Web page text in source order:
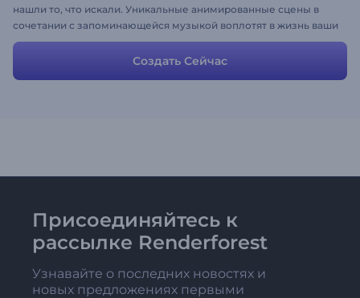
нашли то, что искали. Уникальные анимированные сцены в
сочетании с запоминающейся музыкой воплотят в жизнь ваши
пожелания. Просто добавьте или, если это необходимо,
отредактируйте персональную информацию и удивите своих
будущих клиентов!
Создать Сейчас
Присоединяйтесь к
рассылке Renderforest
Узнавайте о последних новостях и
новых предложениях первыми